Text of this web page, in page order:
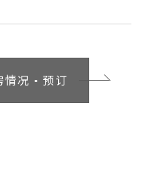
情况・预订